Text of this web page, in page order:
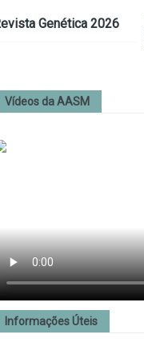
Genética 2026
Vídeos da AASM
Informações Úteis